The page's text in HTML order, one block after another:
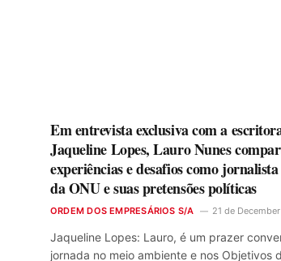
Em entrevista exclusiva com a
Jaqueline Lopes, Lauro Nunes
experiências e desafios como
da ONU e suas pretensões políticas
ORDEM DOS EMPRESÁRIOS S/A 21 de
Jaqueline Lopes: Lauro, é um prazer
jornada no meio ambiente e nos Objetivos